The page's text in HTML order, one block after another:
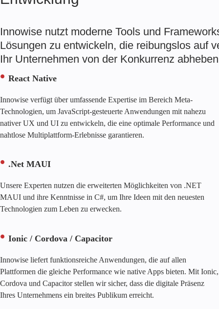
Innowise nutzt moderne Tools und
Lösungen zu entwickeln, die reibungslos auf
Ihr Unternehmen von der Konkurrenz
React Native
Innowise verfügt über umfassende Expertise im Bereich Meta-
Technologien, um JavaScript-gesteuerte Anwendungen mit nahezu
nativer UX und UI zu entwickeln, die eine optimale Performance und
nahtlose Multiplattform-Erlebnisse garantieren.
.Net MAUI
Unsere Experten nutzen die erweiterten Möglichkeiten von .NET
MAUI und ihre Kenntnisse in C#, um Ihre Ideen mit den neuesten
Technologien zum Leben zu erwecken.
Ionic / Cordova / Capacitor
Innowise liefert funktionsreiche Anwendungen, die auf allen
Plattformen die gleiche Performance wie native Apps bieten. Mit Ionic,
Cordova und Capacitor stellen wir sicher, dass die digitale Präsenz
Ihres Unternehmens ein breites Publikum erreicht.